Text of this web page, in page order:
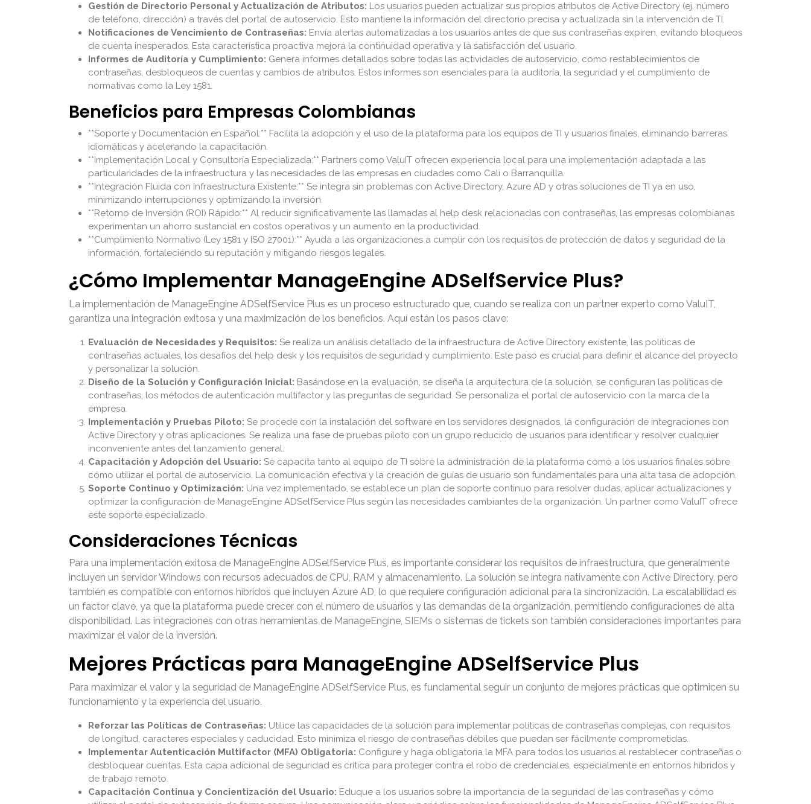
Gestión de Directorio Personal y Actualización de Atributos: Los usuarios pueden actualizar sus propios atributos de Active Directory (ej. número
de teléfono, dirección) a través del portal de autoservicio. Esto mantiene la información del directorio precisa y actualizada sin la intervención de TI.
Notificaciones de Vencimiento de Contraseñas: Envía alertas automatizadas a los usuarios antes de que sus contraseñas expiren, evitando bloqueos
de cuenta inesperados. Esta característica proactiva mejora la continuidad operativa y la satisfacción del usuario.
Informes de Auditoría y Cumplimiento: Genera informes detallados sobre todas las actividades de autoservicio, como restablecimientos de
contraseñas, desbloqueos de cuentas y cambios de atributos. Estos informes son esenciales para la auditoría, la seguridad y el cumplimiento de
normativas como la Ley 1581.
Beneficios para Empresas Colombianas
**Soporte y Documentación en Español:** Facilita la adopción y el uso de la plataforma para los equipos de TI y usuarios finales, eliminando barreras
idiomáticas y acelerando la capacitación.
**Implementación Local y Consultoría Especializada:** Partners como ValuIT ofrecen experiencia local para una implementación adaptada a las
particularidades de la infraestructura y las necesidades de las empresas en ciudades como Cali o Barranquilla.
**Integración Fluida con Infraestructura Existente:** Se integra sin problemas con Active Directory, Azure AD y otras soluciones de TI ya en uso,
minimizando interrupciones y optimizando la inversión.
**Retorno de Inversión (ROI) Rápido:** Al reducir significativamente las llamadas al help desk relacionadas con contraseñas, las empresas colombianas
experimentan un ahorro sustancial en costos operativos y un aumento en la productividad.
**Cumplimiento Normativo (Ley 1581 y ISO 27001):** Ayuda a las organizaciones a cumplir con los requisitos de protección de datos y seguridad de la
información, fortaleciendo su reputación y mitigando riesgos legales.
¿Cómo Implementar ManageEngine ADSelfService Plus?
La implementación de ManageEngine ADSelfService Plus es un proceso estructurado que, cuando se realiza con un partner experto como ValuIT,
garantiza una integración exitosa y una maximización de los beneficios. Aquí están los pasos clave:
Evaluación de Necesidades y Requisitos: Se realiza un análisis detallado de la infraestructura de Active Directory existente, las políticas de
contraseñas actuales, los desafíos del help desk y los requisitos de seguridad y cumplimiento. Este paso es crucial para definir el alcance del proyecto
y personalizar la solución.
Diseño de la Solución y Configuración Inicial: Basándose en la evaluación, se diseña la arquitectura de la solución, se configuran las políticas de
contraseñas, los métodos de autenticación multifactor y las preguntas de seguridad. Se personaliza el portal de autoservicio con la marca de la
empresa.
Implementación y Pruebas Piloto: Se procede con la instalación del software en los servidores designados, la configuración de integraciones con
Active Directory y otras aplicaciones. Se realiza una fase de pruebas piloto con un grupo reducido de usuarios para identificar y resolver cualquier
inconveniente antes del lanzamiento general.
Capacitación y Adopción del Usuario: Se capacita tanto al equipo de TI sobre la administración de la plataforma como a los usuarios finales sobre
cómo utilizar el portal de autoservicio. La comunicación efectiva y la creación de guías de usuario son fundamentales para una alta tasa de adopción.
Soporte Continuo y Optimización: Una vez implementado, se establece un plan de soporte continuo para resolver dudas, aplicar actualizaciones y
optimizar la configuración de ManageEngine ADSelfService Plus según las necesidades cambiantes de la organización. Un partner como ValuIT ofrece
este soporte especializado.
Consideraciones Técnicas
Para una implementación exitosa de ManageEngine ADSelfService Plus, es importante considerar los requisitos de infraestructura, que generalmente
incluyen un servidor Windows con recursos adecuados de CPU, RAM y almacenamiento. La solución se integra nativamente con Active Directory, pero
también es compatible con entornos híbridos que incluyen Azure AD, lo que requiere configuración adicional para la sincronización. La escalabilidad es
un factor clave, ya que la plataforma puede crecer con el número de usuarios y las demandas de la organización, permitiendo configuraciones de alta
disponibilidad. Las integraciones con otras herramientas de ManageEngine, SIEMs o sistemas de tickets son también consideraciones importantes para
maximizar el valor de la inversión.
Mejores Prácticas para ManageEngine ADSelfService Plus
Para maximizar el valor y la seguridad de ManageEngine ADSelfService Plus, es fundamental seguir un conjunto de mejores prácticas que optimicen su
funcionamiento y la experiencia del usuario.
Reforzar las Políticas de Contraseñas: Utilice las capacidades de la solución para implementar políticas de contraseñas complejas, con requisitos
de longitud, caracteres especiales y caducidad. Esto minimiza el riesgo de contraseñas débiles que puedan ser fácilmente comprometidas.
Implementar Autenticación Multifactor (MFA) Obligatoria: Configure y haga obligatoria la MFA para todos los usuarios al restablecer contraseñas o
desbloquear cuentas. Esta capa adicional de seguridad es crítica para proteger contra el robo de credenciales, especialmente en entornos híbridos y
de trabajo remoto.
Capacitación Continua y Concientización del Usuario: Eduque a los usuarios sobre la importancia de la seguridad de las contraseñas y cómo